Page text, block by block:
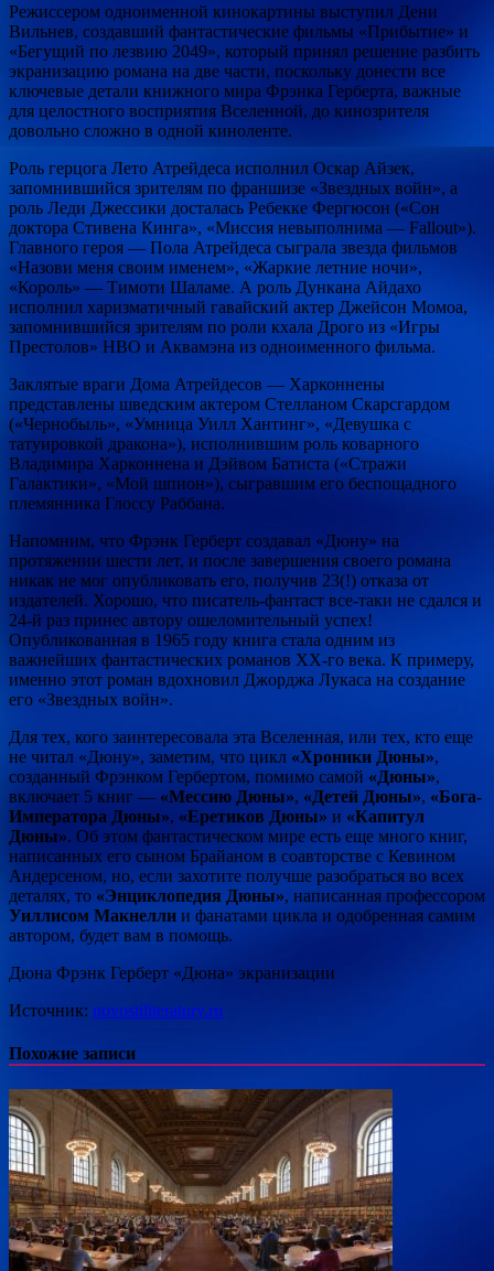
Режиссером одноименной кинокартины выступил Дени
Вильнев, создавший фантастические фильмы «Прибытие» и
«Бегущий по лезвию 2049», который принял решение разбить
экранизацию романа на две части, поскольку донести все
ключевые детали книжного мира Фрэнка Герберта, важные
для целостного восприятия Вселенной, до кинозрителя
довольно сложно в одной киноленте.
Роль герцога Лето Атрейдеса исполнил Оскар Айзек,
запомнившийся зрителям по франшизе «Звездных войн», а
роль Леди Джессики досталась Ребекке Фергюсон («Сон
доктора Стивена Кинга», «Миссия невыполнима — Fallout»).
Главного героя — Пола Атрейдеса сыграла звезда фильмов
«Назови меня своим именем», «Жаркие летние ночи»,
«Король» — Тимоти Шаламе. А роль Дункана Айдахо
исполнил харизматичный гавайский актер Джейсон Момоа,
запомнившийся зрителям по роли кхала Дрого из «Игры
Престолов» HBO и Аквамэна из одноименного фильма.
Заклятые враги Дома Атрейдесов — Харконнены
представлены шведским актером Стелланом Скарсгардом
(«Чернобыль», «Умница Уилл Хантинг», «Девушка с
татуировкой дракона»), исполнившим роль коварного
Владимира Харконнена и Дэйвом Батиста («Стражи
Галактики», «Мой шпион»), сыгравшим его беспощадного
племянника Глоссу Раббана.
Напомним, что Фрэнк Герберт создавал «Дюну» на
протяжении шести лет, и после завершения своего романа
никак не мог опубликовать его, получив 23(!) отказа от
издателей. Хорошо, что писатель-фантаст все-таки не сдался и
24-й раз принес автору ошеломительный успех!
Опубликованная в 1965 году книга стала одним из
важнейших фантастических романов XX-го века. К примеру,
именно этот роман вдохновил Джорджа Лукаса на создание
его «Звездных войн».
Для тех, кого заинтересовала эта Вселенная, или тех, кто еще
не читал «Дюну», заметим, что цикл «Хроники Дюны»,
созданный Фрэнком Гербертом, помимо самой «Дюны»,
включает 5 книг — «Мессию Дюны», «Детей Дюны», «Бога-
Императора Дюны», «Еретиков Дюны» и «Капитул
Дюны». Об этом фантастическом мире есть еще много книг,
написанных его сыном Брайаном в соавторстве с Кевином
Андерсеном, но, если захотите получше разобраться во всех
деталях, то «Энциклопедия Дюны», написанная профессором
Уиллисом Макнелли и фанатами цикла и одобренная самим
автором, будет вам в помощь.
Дюна Фрэнк Герберт «Дюна» экранизации
Источник: novostiliteratury.ru
Похожие записи